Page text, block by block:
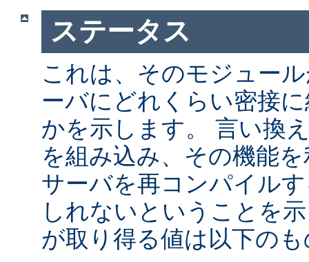
ステータス
これは、そのモジュー
ーバにどれくらい密接
かを示します。 言い換
を組み込み、その機能
サーバを再コンパイル
しれないということを
が取り得る値は以下の